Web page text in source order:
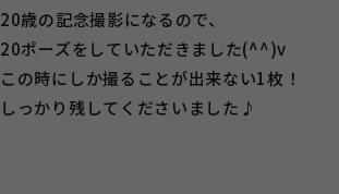
20歳の記念撮影になるので、
20ポーズをしていただきました(^^)v
この時にしか撮ることが出来ない1枚！
しっかり残してくださいました♪